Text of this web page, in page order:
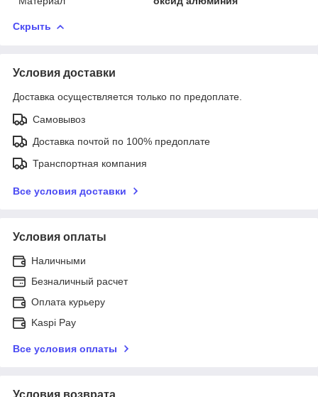
Скрыть
Условия доставки
Доставка осуществляется только по предоплате.
Самовывоз
Доставка почтой по 100% предоплате
Транспортная компания
Все условия доставки
Условия оплаты
Наличными
Безналичный расчет
Оплата курьеру
Kaspi Pay
Все условия оплаты
Условия возврата